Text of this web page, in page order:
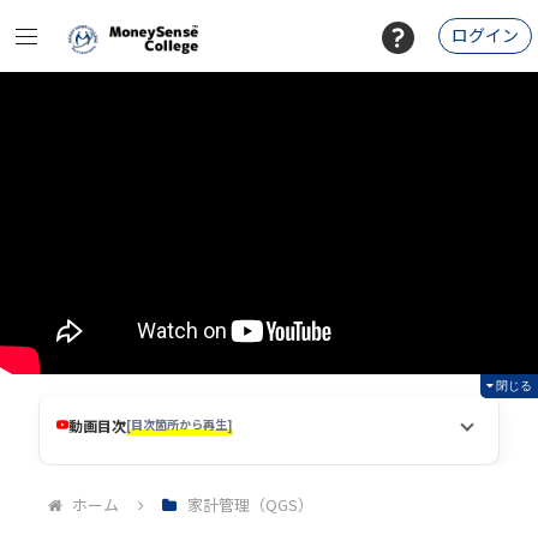
ログイン
ホーム 家計管理（QGS）
閉じる
動画目次[目次箇所から再生]